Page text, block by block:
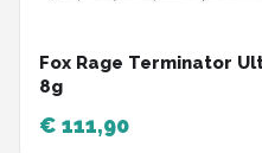
Fox Rage Terminator
8g
€ 111,90